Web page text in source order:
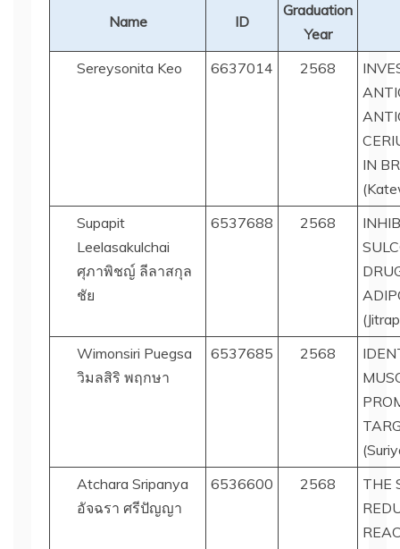
Name ID
Graduation
Year
Sereysonita Keo
6637014 2568
IN
Supapit
Leelasakulchai
ศุภาพิชญ์ ลีลาสกุล
ชัย
6537688 2568
Wimonsiri Puegsa
วิมลสิริ พฤกษา
6537685 2568
Atchara Sripanya
อัจฉรา ศรีปัญญา
6536600 2568
THE